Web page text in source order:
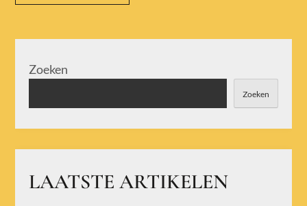
Zoeken
Zoeken
LAATSTE ARTIKELEN